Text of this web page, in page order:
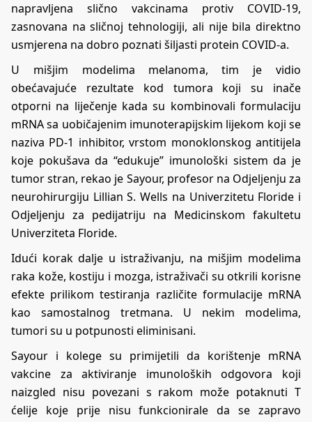
napravljena slično vakcinama protiv COVID-19,
zasnovana na sličnoj tehnologiji, ali nije bila direktno
usmjerena na dobro poznati šiljasti protein COVID-a.
U mišjim modelima melanoma, tim je vidio
obećavajuće rezultate kod tumora koji su inače
otporni na liječenje kada su kombinovali formulaciju
mRNA sa uobičajenim imunoterapijskim lijekom koji se
naziva PD-1 inhibitor, vrstom monoklonskog antitijela
koje pokušava da “edukuje” imunološki sistem da je
tumor stran, rekao je Sayour, profesor na Odjeljenju za
neurohirurgiju Lillian S. Wells na Univerzitetu Floride i
Odjeljenju za pedijatriju na Medicinskom fakultetu
Univerziteta Floride.
Idući korak dalje u istraživanju, na mišjim modelima
raka kože, kostiju i mozga, istraživači su otkrili korisne
efekte prilikom testiranja različite formulacije mRNA
kao samostalnog tretmana. U nekim modelima,
tumori su u potpunosti eliminisani.
Sayour i kolege su primijetili da korištenje mRNA
vakcine za aktiviranje imunoloških odgovora koji
naizgled nisu povezani s rakom može potaknuti T
ćelije koje prije nisu funkcionirale da se zapravo